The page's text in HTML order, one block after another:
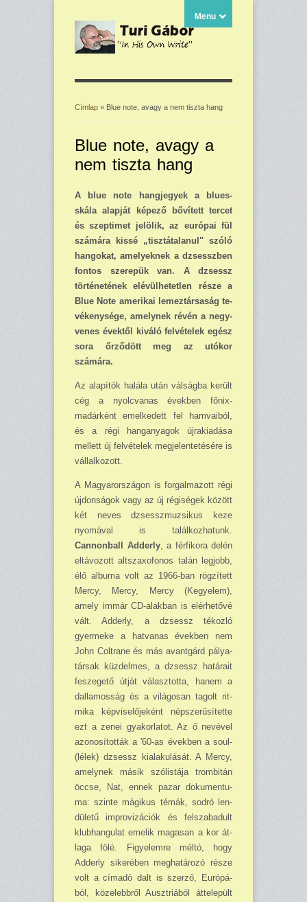
Menu
Címlap » Blue note, avagy a nem tiszta hang
Blue note, avagy a
nem tiszta hang
A blue note hangjegyek a blues-
skála alapját képező bővített tercet
és szeptimet jelölik, az eu­rópai fül
szá­mára kissé „tisztátalanul" szóló
han­gokat, amelyeknek a dzsesszben
fontos szerepük van. A dzsessz
történetének elévülhetetlen része a
Blue Note amerikai lemez­társaság te­
vékenysége, amelynek révén a negy­
venes évektől kiváló felvételek egész
sora őrző­dött meg az utókor
számára.
Az alapítók halála után válságba ke­rült
cég a nyolcvanas években főnix­
madárként emelkedett fel hamvaiból,
és a régi hanganyagok újrakiadása
mellett új felvé­telek megjelentetésére is
vállalkozott.
A Magyarországon is forgalmazott régi
újdonságok vagy az új régiségek között
két neves dzsesszmuzsikus ke­ze
nyomával is találkozhatunk.
Cannonball Adderly, a férfikora delén
eltá­vozott altszaxofonos talán legjobb,
élő albuma volt az 1966-ban rögzített
Mercy, Mercy, Mercy (Kegyelem),
amely immár CD-alakban is elérhető­vé
vált. Adderly, a dzsessz tékozló
gyermeke a hatvanas években nem
John Coltrane és más avantgárd pálya­
társak küzdelmes, a dzsessz határait
feszegető útját választotta, hanem a
dallamosság és a világosan tagolt rit­
mika képviselőjeként népszerűsítette
ezt a zenei gyakorlatot. Az ő nevével
azonosították a '60-as években a soul-
(lélek) dzsessz kialakulását. A Mercy,
amelynek másik szólistája trombitán
öccse, Nat, ennek pazar dokumentu­
ma: szinte mágikus témák, sodró len­
dületű improvizációk és felszabadult
klubhangulat emelik magasan a kor át­
laga fölé. Figyelemre méltó, hogy
Adderly sikerében meghatározó része
volt a címadó dalt is szerző, Európá­
ból, közelebbről Ausztriából áttelepült